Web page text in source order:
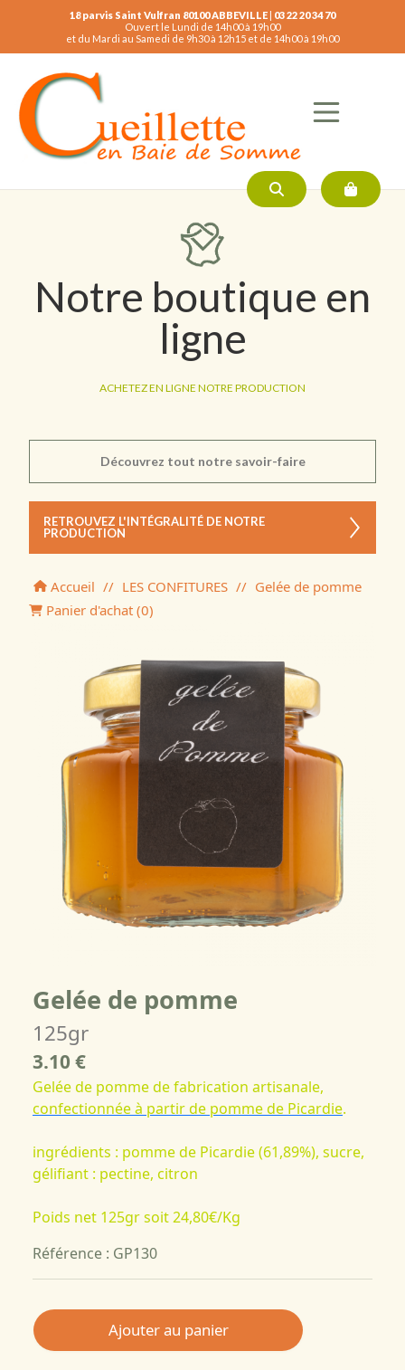
18 parvis Saint Vulfran 80100 ABBEVILLE | 03 22 20 34 70
Ouvert le Lundi de 14h00 à 19h00
et du Mardi au Samedi de 9h30 à 12h15 et de 14h00 à 19h00
Notre boutique en
ligne
ACHETEZ EN LIGNE NOTRE PRODUCTION
Découvrez tout notre savoir-faire
RETROUVEZ L'INTÉGRALITÉ DE NOTRE
PRODUCTION
Accueil // LES CONFITURES // Gelée de pomme
Panier d'achat (0)
Gelée de pomme
125gr
3.10 €
Gelée de pomme de fabrication artisanale,
confectionnée à partir de pomme de Picardie.
ingrédients : pomme de Picardie (61,89%), sucre,
gélifiant : pectine, citron
Poids net 125gr soit24,80€/Kg
Référence : GP130
Ajouter au panier